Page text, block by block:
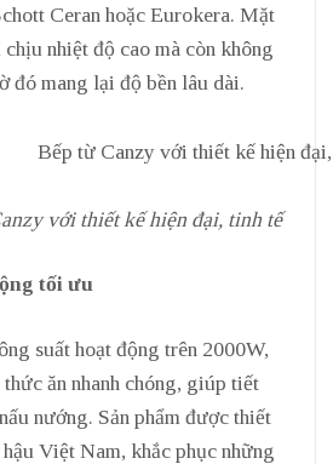
Ceran hoặc Eurokera. Mặt
nhiệt độ cao mà còn không
đó mang lại độ bền lâu dài.
với thiết kế hiện đại, tinh tế
tối ưu
suất hoạt động trên 2000W,
ăn nhanh chóng, giúp tiết
nướng. Sản phẩm được thiết
Việt Nam, khắc phục những